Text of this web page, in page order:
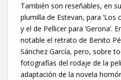
También son reseñables, en
plumilla de Estevan, para ‘Los
y el de Pellicer para ‘Gerona’.
notable el retrato de Benito
Sánchez García, pero, sobre
fotografías del rodaje de la
adaptación de la novela